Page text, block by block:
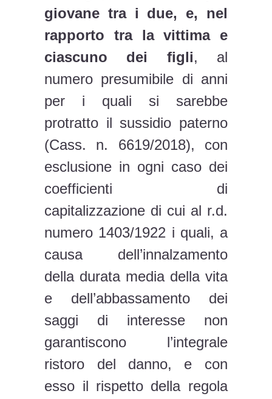
giovane tra i due, e, nel
rapporto tra la vittima e
ciascuno dei figli, al
numero presumibile di anni
per i quali si sarebbe
protratto il sussidio paterno
(Cass. n. 6619/2018), con
esclusione in ogni caso dei
coefficienti di
capitalizzazione di cui al r.d.
numero 1403/1922 i quali, a
causa dell’innalzamento
della durata media della vita
e dell’abbassamento dei
saggi di interesse non
garantiscono l’integrale
ristoro del danno, e con
esso il rispetto della regola